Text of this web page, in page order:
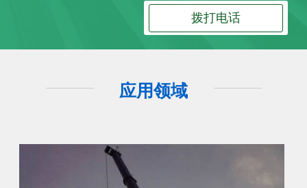
拨打电话
应用领域
避雷工程